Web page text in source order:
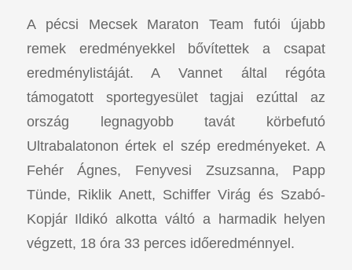
A pécsi Mecsek Maraton Team futói újabb
remek eredményekkel bővítettek a csapat
eredménylistáját. A Vannet által régóta
támogatott sportegyesület tagjai ezúttal az
ország legnagyobb tavát körbefutó
Ultrabalatonon értek el szép eredményeket. A
Fehér Ágnes, Fenyvesi Zsuzsanna, Papp
Tünde, Riklik Anett, Schiffer Virág és Szabó-
Kopjár Ildikó alkotta váltó a harmadik helyen
végzett, 18 óra 33 perces időeredménnyel.